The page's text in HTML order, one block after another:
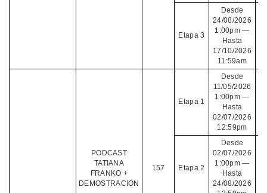
Etapa 3
Desde
24/08/2026
1:00pm —
Hasta
17/10/2026
11:59am
PODCAST
TATIANA
FRANKO +
DEMOSTRACION
157
Etapa 1
Desde
11/05/2026
1:00pm —
Hasta
02/07/2026
12:59pm
Etapa 2
Desde
02/07/2026
1:00pm —
Hasta
24/08/2026